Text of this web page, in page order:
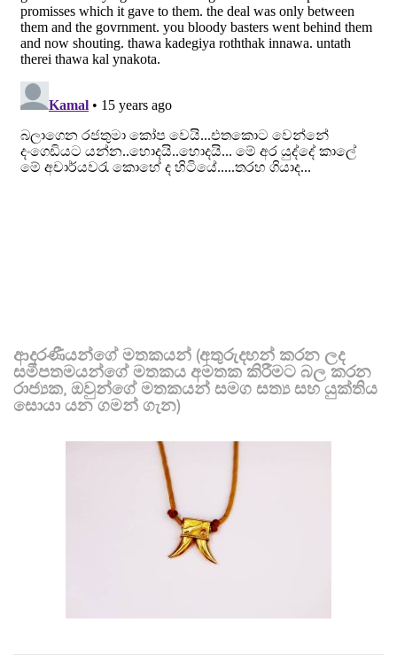
ආදරණීයන්ගේ මතකයන් (අතුරුදහන් කරන ලද
සමීපතමයන්ගේ මතකය අමතක කිරීමට බල කරන
රාජ්‍යක, ඔවුන්ගේ මතකයන් සමග සත්‍ය සහ යුක්තිය
සොයා යන ගමන් ගැන)